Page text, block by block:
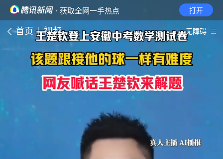
· 获取全网一手热点 打开
首页 视频 无障碍